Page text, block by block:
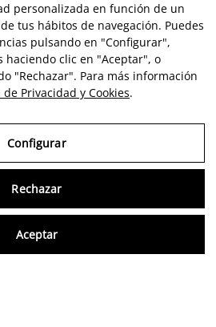
personalizada en función de un
tus hábitos de navegación. Puedes
pulsando en "Configurar",
haciendo clic en "Aceptar", o
"Rechazar". Para más información
de Privacidad y Cookies.
Configurar
Rechazar
Aceptar